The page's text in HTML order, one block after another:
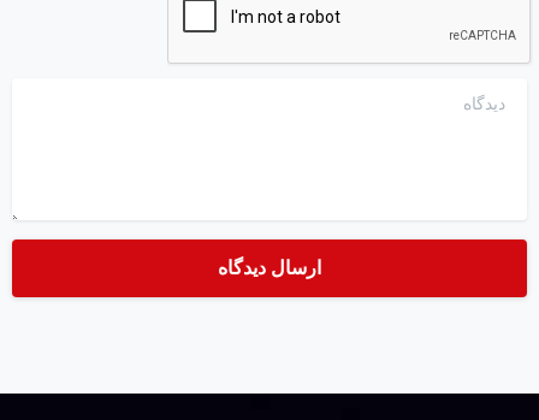
دیدگاه